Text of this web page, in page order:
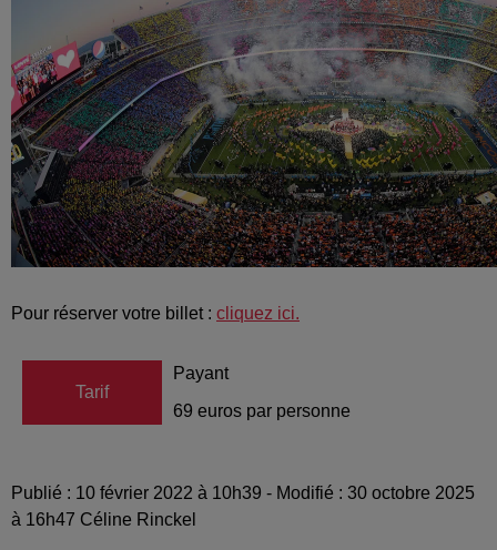
Pour réserver votre billet : cliquez ici.
Tarif
Payant
69 euros par personne
Publié : 10 février 2022 à 10h39 - Modifié : 30 octobre 2025
à 16h47 Céline Rinckel